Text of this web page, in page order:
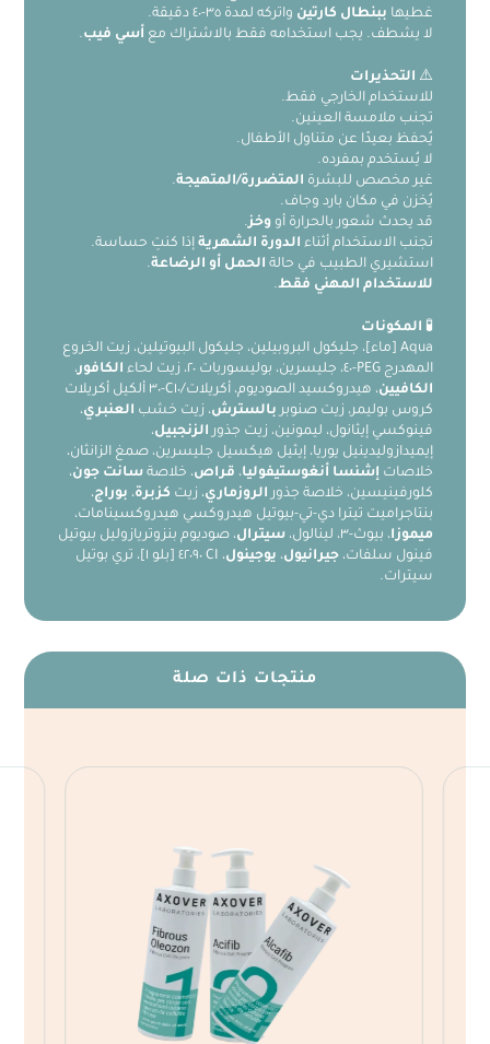
غطيها ببنطال كارتين واتركه لمدة ٣٥-٤٠ دقيقة.
لا يشطف. يجب استخدامه فقط بالاشتراك مع أسي فيب.
⚠️ التحذيرات
للاستخدام الخارجي فقط.
تجنب ملامسة العينين.
يُحفظ بعيدًا عن متناول الأطفال.
لا يُستخدم بمفرده.
غير مخصص للبشرة المتضررة/المتهيجة.
يُخزن في مكان بارد وجاف.
قد يحدث شعور بالحرارة أووخز.
تجنب الاستخدام أثناء الدورة الشهرية إذا كنتِ حساسة.
استشيري الطبيب في حالة الحمل أو الرضاعة.
للاستخدام المهني فقط.
🧪 المكونات
Aqua [ماء]، جليكول البروبيلين، جليكول البيوتيلين، زيت الخروع
المهدرج PEG-٤٠، جليسرين، بوليسوربات ٢٠، زيت لحاء
الكافور،
الكافيين
، هيدروكسيد الصوديوم، أكريلات/C١٠-٣٠ ألكيل أكريلات
كروس بوليمر، زيت صنوبر بالسترش، زيت خشب العنبري،
فينوكسي إيثانول، ليمونين، زيت جذور الزنجبيل،
إيميدازوليدينيل يوريا، إيثيل هيكسيل جليسرين، صمغ الزانثان،
خلاصات إشنسا أنغوستيفوليا، قراص، خلاصةسانت جون،
كلورفينيسين، خلاصة جذور الروزماري، زيت كزبرة، بوراج،
بنتاجراميت تيترا دي-تي-بيوتيل هيدروكسي هيدروكسينامات،
ميموزا، بيوث-٣، لينالول، سيترال، صوديوم بنزوتريازوليل بيوتيل
فينول سلفات،جيرانيول، يوجينول
، CI ٤٢٠٩٠ [بلو ١]، تري بوتيل
سيترات.
منتجات ذات صلة